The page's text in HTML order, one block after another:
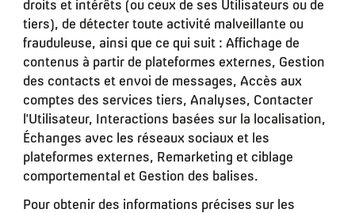
droits et intérêts (ou ceux de ses Utilisateurs ou de
tiers), de détecter toute activité malveillante ou
frauduleuse, ainsi que ce qui suit : Affichage de
contenus à partir de plateformes externes, Gestion
des contacts et envoi de messages, Accès aux
comptes des services tiers, Analyses, Contacter
l’Utilisateur, Interactions basées sur la localisation,
Échanges avec les réseaux sociaux et les
plateformes externes, Remarketing et ciblage
comportemental et Gestion des balises.
Pour obtenir des informations précises sur les